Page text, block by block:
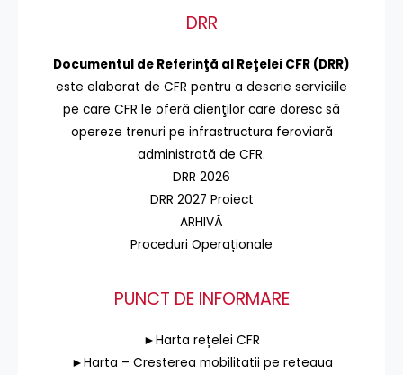
DRR
Documentul de Referinţă al Reţelei CFR (DRR)
este elaborat de CFR pentru a descrie serviciile
pe care CFR le oferă clienţilor care doresc să
opereze trenuri pe infrastructura feroviară
administrată de CFR.
DRR 2026
DRR 2027 Proiect
ARHIVĂ
Proceduri Operaționale
PUNCT DE INFORMARE
►Harta rețelei CFR
►Harta – Cresterea mobilitatii pe reteaua